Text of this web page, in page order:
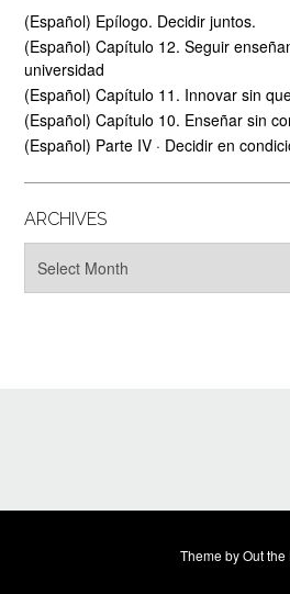
(Español) Epílogo. Decidir juntos.
(Español) Capítulo 12. Seguir
universidad
(Español) Capítulo 11. Innovar sin
(Español) Capítulo 10. Enseñar sin
(Español) Parte IV · Decidir en
ARCHIVES
Theme byOut the